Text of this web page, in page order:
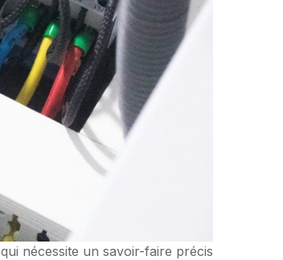
qui nécessite un savoir-faire précis